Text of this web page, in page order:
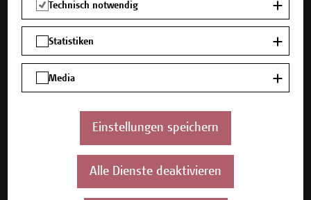
Unser Angebot
Seminare und Zertifikatsprogramme
Inhouse-Weiterbildung
Die Campus Wien Academy
Referenzen und Partner*innen
Technisch notwendig
Statistiken
Media
Einstellungen speichern
Alle Dienste deaktivieren